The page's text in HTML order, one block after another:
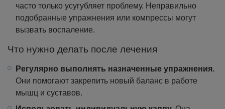
часто только усугубляет проблему. Неправильно
подобранные упражнения или компрессы могут
вызвать воспаление.
Что нужно делать после лечения
Регулярно выполнять назначенные упражнения.
Они помогают закрепить новый баланс в работе
мышц и суставов.